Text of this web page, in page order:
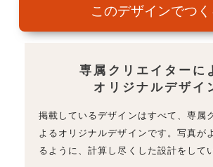
専属クリエイターに
オリジナルデザイ
掲載しているデザインはすべて、専属
よるオリジナルデザインです。写真が
るように、計算し尽くした設計をして